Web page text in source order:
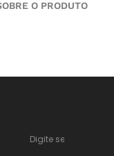
O PRODUTO